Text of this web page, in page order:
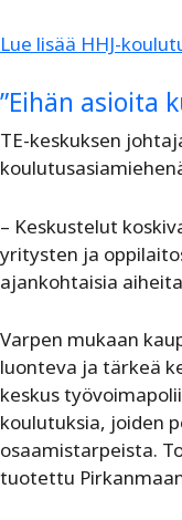
Lue lisää HHJ-
”Eihän asioita
TE-keskuksen
– Keskustelut
yritysten ja
ajankohtaisia
Varpen mukaan
luonteva ja tärkeä
keskus
koulutuksia, joiden
osaamistarpeista.
tuotettu